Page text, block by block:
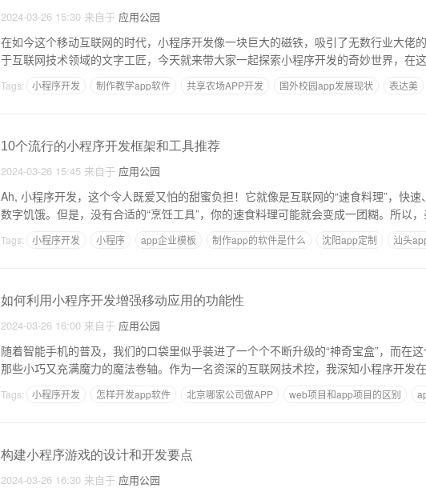
2024-03-26 15:30 来自于 应用公园
在如今这个移动互联网的时代，小程序开发像一块巨大的磁铁，吸引了无数行业大佬
于互联网技术领域的文字工匠，今天就来带大家一起探索小程序开发的奇妙世界，在
Tags: 小程序开发 制作教学app软件 共享农场APP开发 国外校园app发展现状 表达美
10个流行的小程序开发框架和工具推荐
2024-03-26 15:45 来自于 应用公园
Ah, 小程序开发，这个令人既爱又怕的甜蜜负担！它就像是互联网的“速食料理”，快
数字饥饿。但是，没有合适的“烹饪工具”，你的速食料理可能就会变成一团糊。所以
Tags: 小程序开发 小程序 app企业模板 制作app的软件是什么 沈阳app定制 汕头
如何利用小程序开发增强移动应用的功能性
2024-03-26 16:00 来自于 应用公园
随着智能手机的普及，我们的口袋里似乎装进了一个个不断升级的“神奇宝盒”，而在
那些小巧又充满魔力的魔法卷轴。作为一名资深的互联网技术控，我深知小程序开发
Tags: 小程序开发 怎样开发app软件 北京哪家公司做APP web项目和app项目的区别
构建小程序游戏的设计和开发要点
2024-03-26 16:30 来自于 应用公园